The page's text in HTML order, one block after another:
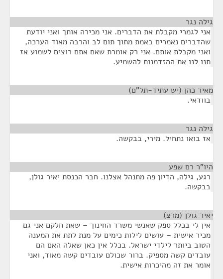
גילה נגר
אני לגמרי מקבלת את הדברים. אני מכירה אותך ואני יודעת
שהדברים נאמרים באמת מתוך תום לב והרבה מאוד הערכה,
ואני מקבלת אותם. אני רק אומרת שאם אתם רוצים לשמוע אז
תנו לנו את ההזדמנות להשמיע.
מאיר כהן (יש עתיד-תל"ם)
בוודאי.
גילה נגר
אז בואו נתחיל. מירי, בבקשה.
היו"ר רם שפע
רגע, גילה, הדיון פה מתנהל אצלנו. חבר הכנסת יאיר גולן,
בבקשה.
יאיר גולן (מרצ)
אין לי בכלל ספק שאנשי משרד החינוך – שאת חלקם אני גם
מכיר אישית – עושים לילות כימים על מנת לתת את המענה
הטוב ביותר לילדי ישראל. בכלל אין כאן שאלה האם הם
עובדים קשה מספיק. ברור שכולם עובדים קשה מאוד, ואני
אומר את זה מהיכרות אישית.